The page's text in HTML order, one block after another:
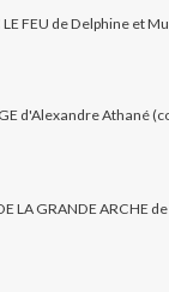
LE FEU de Delphine et
d'Alexandre Athané
LA GRANDE ARCHE